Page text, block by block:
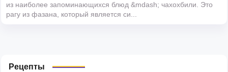
из наиболее запоминающихся блюд &mdash; чахохбили. Это
рагу из фазана, который является си...
Рецепты